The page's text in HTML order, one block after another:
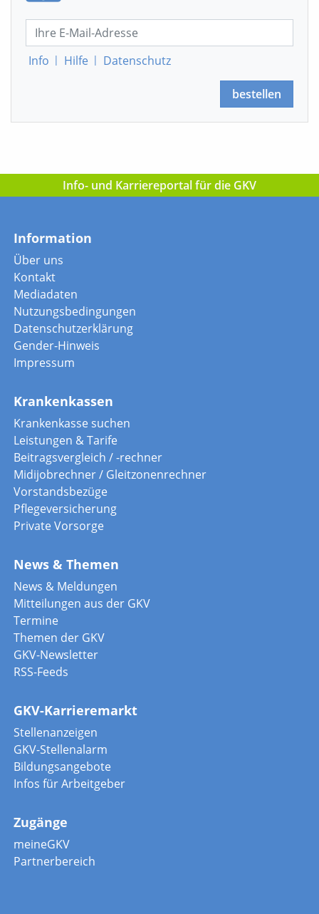
Info | Hilfe | Datenschutz
bestellen
Info- und Karriereportal für die GKV
Information
Über uns
Kontakt
Mediadaten
Nutzungsbedingungen
Datenschutzerklärung
Gender-Hinweis
Impressum
Krankenkassen
Krankenkasse suchen
Leistungen & Tarife
Beitragsvergleich / -rechner
Midijobrechner / Gleitzonenrechner
Vorstandsbezüge
Pflegeversicherung
Private Vorsorge
News & Themen
News & Meldungen
Mitteilungen aus der GKV
Termine
Themen der GKV
GKV-Newsletter
RSS-Feeds
GKV-Karrieremarkt
Stellenanzeigen
GKV-Stellenalarm
Bildungsangebote
Infos für Arbeitgeber
Zugänge
meineGKV
Partnerbereich